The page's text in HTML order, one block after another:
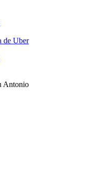
de Uber